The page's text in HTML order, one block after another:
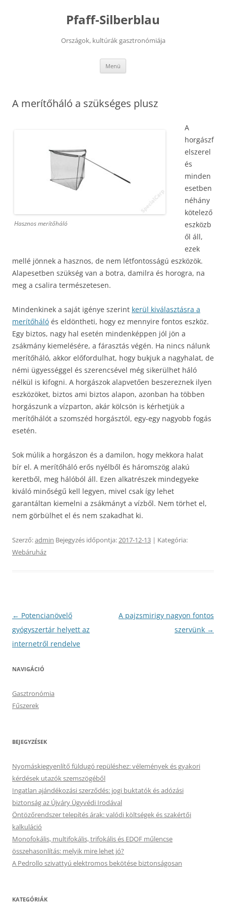
Pfaff-Silberblau
Országok, kultúrák gasztronómiája
Menü
A merítőháló a szükséges plusz
Hasznos merítőháló
A
horgászf
elszerel
és
minden
esetben
néhány
kötelező
eszközb
ől áll,
ezek
mellé jönnek a hasznos, de nem létfontosságú eszközök.
Alapesetben szükség van a botra, damilra és horogra, na
meg a csalira természetesen.
Mindenkinek a saját igénye szerint kerül kiválasztásra a
merítőháló és eldöntheti, hogy ez mennyire fontos eszköz.
Egy biztos, nagy hal esetén mindenképpen jól jön a
zsákmány kiemelésére, a fárasztás végén. Ha nincs nálunk
merítőháló, akkor előfordulhat, hogy bukjuk a nagyhalat, de
némi ügyességgel és szerencsével még sikerülhet háló
nélkül is kifogni. A horgászok alapvetően beszereznek ilyen
eszközöket, biztos ami biztos alapon, azonban ha többen
horgászunk a vízparton, akár kölcsön is kérhetjük a
merítőhálót a szomszéd horgásztól, egy-egy nagyobb fogás
esetén.
Sok múlik a horgászon és a damilon, hogy mekkora halat
bír el. A merítőháló erős nyélből és háromszög alakú
keretből, meg hálóból áll. Ezen alkatrészek mindegyeke
kiváló minőségű kell legyen, mivel csak így lehet
garantáltan kiemelni a zsákmányt a vízből. Nem törhet el,
nem görbülhet el és nem szakadhat ki.
Szerző:admin Bejegyzés időpontja:2017-12-13 | Kategória:
Webáruház
Bejegyzés
navigáció
← Potencianövelő
gyógyszertár helyett az
internetről rendelve
A pajzsmirigy nagyon fontos
szervünk →
NAVIGÁCIÓ
Gasztronómia
Fűszerek
BEJEGYZÉSEK
Nyomáskiegyenlítő füldugó repüléshez: vélemények és gyakori
kérdések utazók szemszögéből
Ingatlan ajándékozási szerződés: jogi buktatók és adózási
biztonság az Újváry Ügyvédi Irodával
Öntözőrendszer telepítés árak: valódi költségek és szakértői
kalkuláció
Monofokális, multifokális, trifokális és EDOF műlencse
összehasonlítás: melyik mire lehet jó?
A Pedrollo szivattyú elektromos bekötése biztonságosan
KATEGÓRIÁK